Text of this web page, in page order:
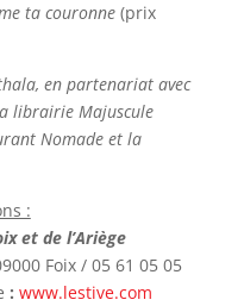
ta couronne(prix
en partenariat avec
librairie Majuscule
Nomade et la
:
et de l’Ariège
Foix / 05 61 05 05
: www.lestive.com